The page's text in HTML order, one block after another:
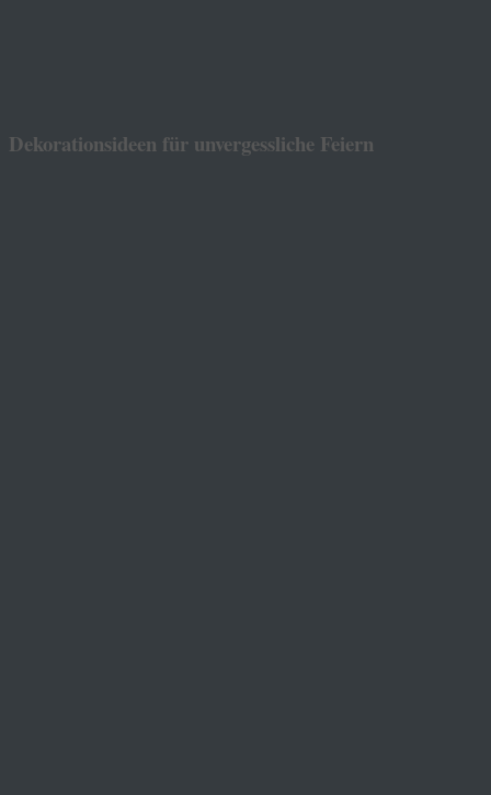
Dekorationsideen für unvergessliche Feiern